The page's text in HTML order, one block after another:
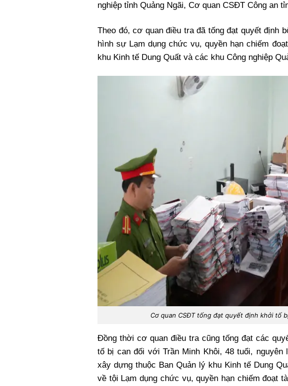
nghiệp tỉnh Quảng Ngãi, Cơ quan CSĐT Công an
Theo đó, cơ quan điều tra đã tống đạt quyết định
hình sự Lạm dụng chức vụ, quyền hạn chiếm
khu Kinh tế Dung Quất và các khu Công nghiệp
Cơ quan CSĐT tống đạt quyết định khởi tố
Đồng thời cơ quan điều tra cũng tống đạt các
tố bị can đối với Trần Minh Khôi, 48 tuổi, nguyên
xây dựng thuộc Ban Quản lý khu Kinh tế Dung
về tội Lạm dụng chức vụ, quyền hạn chiếm đoạt